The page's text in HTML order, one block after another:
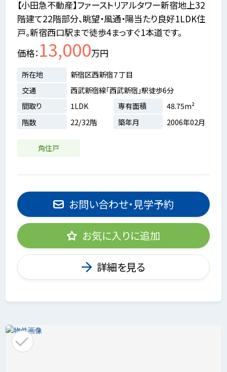
【小田急不動産】ファーストリアルタワー新宿地上32
階建て22階部分、眺望・風通・陽当たり良好1LDK住
戸。新宿西口駅まで徒歩4まっすぐ1本道です。
価格 13,000万円
所在地
新宿区西新宿７丁目
交通
西武新宿線「西武新宿」駅徒歩6分
間取り
1LDK 専有面積
48.75m²
階数
22/32階 築年月 2006年02月
角住戸
お問い合わせ・見学予約
お気に入りに追加
詳細を見る